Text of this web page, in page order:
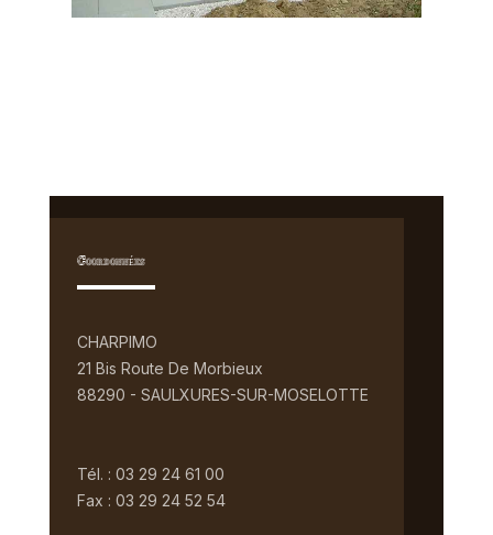
Coordonnées
CHARPIMO
21 Bis Route De Morbieux
88290 - SAULXURES-SUR-MOSELOTTE
Tél. : 03 29 24 61 00
Fax : 03 29 24 52 54